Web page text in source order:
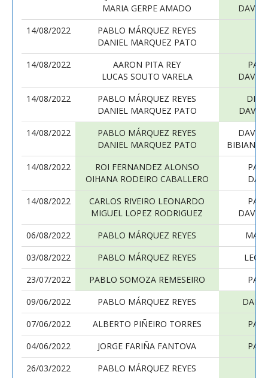
MARIA GERPE AMADO
DAVID
14/08/2022
PABLO MÁRQUEZ REYES
DANIEL MARQUEZ PATO
14/08/2022
AARON PITA REY
LUCAS SOUTO VARELA
DAVID
14/08/2022
PABLO MÁRQUEZ REYES
DANIEL MARQUEZ PATO
DAVID
14/08/2022
PABLO MÁRQUEZ REYES
DANIEL MARQUEZ PATO
DAVID
BIBIANA
14/08/2022
ROI FERNANDEZ ALONSO
OIHANA RODEIRO CABALLERO
14/08/2022
CARLOS RIVEIRO LEONARDO
MIGUEL LOPEZ RODRIGUEZ
DAVID
06/08/2022
PABLO MÁRQUEZ REYES
03/08/2022
PABLO MÁRQUEZ REYES
LEO
23/07/2022
PABLO SOMOZA REMESEIRO
09/06/2022
PABLO MÁRQUEZ REYES
07/06/2022
ALBERTO PIÑEIRO TORRES
04/06/2022
JORGE FARIÑA FANTOVA
26/03/2022
PABLO MÁRQUEZ REYES